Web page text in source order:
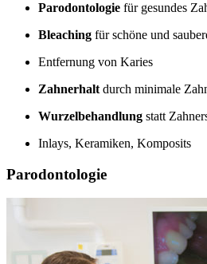
Parodontologie für gesundes
Bleaching für schöne und
Entfernung von Karies
Zahnerhalt durch minimale
Wurzelbehandlung statt
Inlays, Keramiken, Komposits
Parodontologie